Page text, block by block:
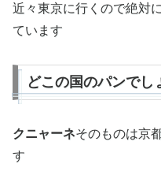
近々東京に行くので絶対
ています
どこの国のパンでし
クニャーネそのものは京
す